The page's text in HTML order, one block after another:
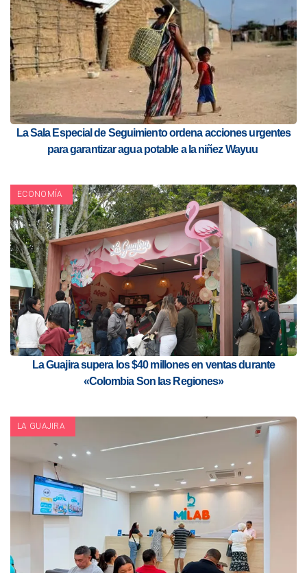
La Sala Especial de Seguimiento ordena acciones urgentes
para garantizar agua potable a la niñez Wayuu
ECONOMÍA
La Guajira supera los $40 millones en ventas durante
«Colombia Son las Regiones»
LA GUAJIRA